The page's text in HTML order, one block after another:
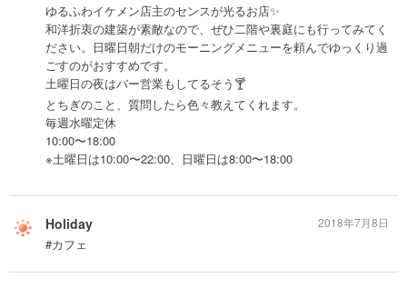
ゆるふわイケメン店主のセンスが光るお店✨
和洋折衷の建築が素敵なので、ぜひ二階や裏庭にも行ってみてく
ださい。日曜日朝だけのモーニングメニューを頼んでゆっくり過
ごすのがおすすめです。
土曜日の夜はバー営業もしてるそう🍸
とちぎのこと、質問したら色々教えてくれます。
毎週水曜定休
10:00〜18:00
※土曜日は10:00〜22:00、日曜日は8:00〜18:00
Holiday
#カフェ
2018年7月8日